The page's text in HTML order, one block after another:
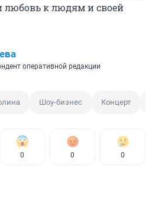
любовь к людям и своей
оперативной редакции
Шоу-бизнес Концерт
0 0 0